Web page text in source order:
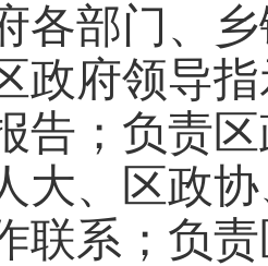
各部门、
政府领导
告；负责
大、区政
联系；负